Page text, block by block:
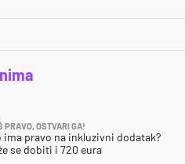
PRAVO, OSTVARI GA!
ima pravo na inkluzivni dodatak?
se dobiti i 720 eura